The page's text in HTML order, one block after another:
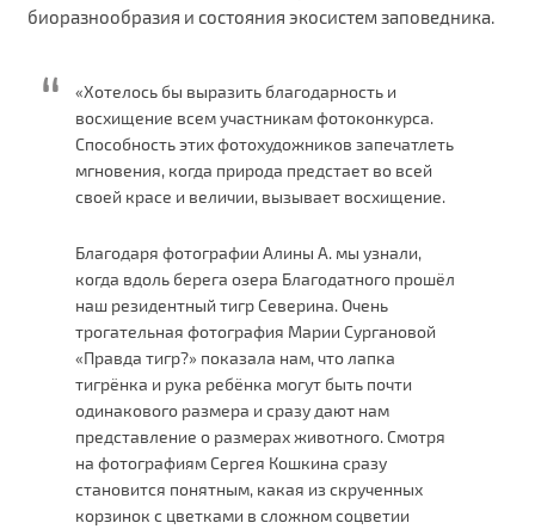
биоразнообразия и состояния экосистем заповедника.
«Хотелось бы выразить благодарность и
восхищение всем участникам фотоконкурса.
Способность этих фотохудожников запечатлеть
мгновения, когда природа предстает во всей
своей красе и величии, вызывает восхищение.
Благодаря фотографии Алины А. мы узнали,
когда вдоль берега озера Благодатного прошёл
наш резидентный тигр Северина. Очень
трогательная фотография Марии Сургановой
«Правда тигр?» показала нам, что лапка
тигрёнка и рука ребёнка могут быть почти
одинакового размера и сразу дают нам
представление о размерах животного. Смотря
на фотографиям Сергея Кошкина сразу
становится понятным, какая из скрученных
корзинок с цветками в сложном соцветии